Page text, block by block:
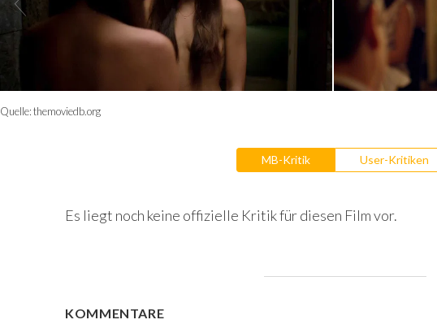
Quelle:themoviedb.org
MB-Kritik User-Kritiken
Es liegt noch keine offizielle Kritik für diesen Film vor.
KOMMENTARE